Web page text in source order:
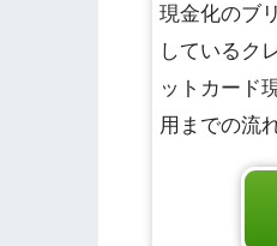
現金化のブ
しているク
ットカード
用までの流